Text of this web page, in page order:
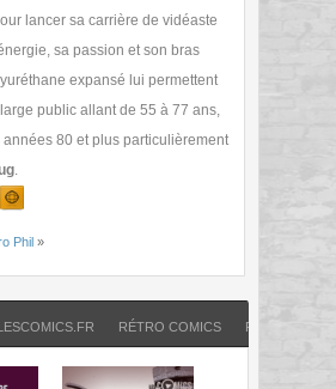
lancer sa carrière de vidéaste
sa passion et son bras
expansé lui permettent
public allant de 55 à 77 ans,
80 et plus particulièrement
.
Phil »
RÉTRO COMICS RÉTRO PHIL